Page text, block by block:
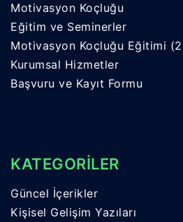
Motivasyon Koçluğu
Eğitim ve Seminerler
Motivasyon Koçluğu Eğitimi
Kurumsal Hizmetler
Başvuru ve Kayıt Formu
KATEGORİLER
Güncel İçerikler
Kişisel Gelişim Yazıları